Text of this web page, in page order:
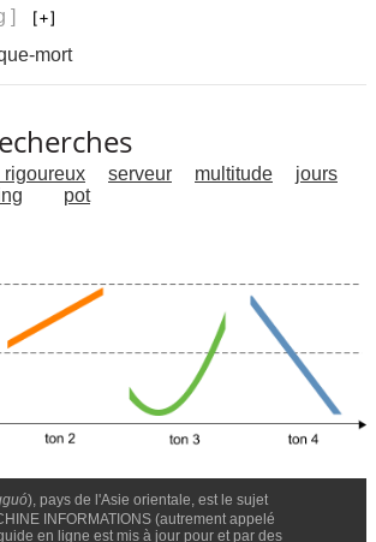
]
mort
rigoureux serveur multitude
jours
pot
), pays de l'Asie orientale, est le sujet
INFORMATIONS (autrement appelé
en ligne est mis à jour pour et par des